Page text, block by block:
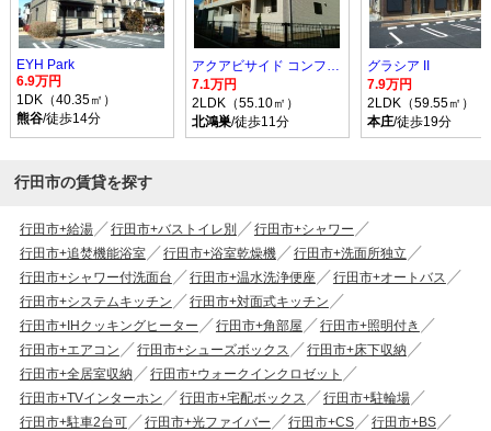
EYH Park
6.9万円
1DK（40.35㎡）
熊谷/徒歩14分
アクアビサイド コンフォルト I
7.1万円
2LDK（55.10㎡）
北鴻巣/徒歩11分
グラシア II
7.9万円
2LDK（59.55㎡）
本庄/徒歩19分
行田市の賃貸を探す
行田市+給湯 行田市+バストイレ別
行田市+シャワー
行田市+追焚機能浴室
行田市+浴室乾燥機
行田市+洗面所独立
行田市+シャワー付洗面台
行田市+温水洗浄便座
行田市+オートバス
行田市+システムキッチン
行田市+対面式キッチン
行田市+IHクッキングヒーター
行田市+角部屋
行田市+照明付き
行田市+エアコン
行田市+シューズボックス
行田市+床下収納
行田市+全居室収納
行田市+ウォークインクロゼット
行田市+TVインターホン
行田市+宅配ボックス
行田市+駐輪場
行田市+駐車2台可
行田市+光ファイバー 行田市+CS
行田市+BS